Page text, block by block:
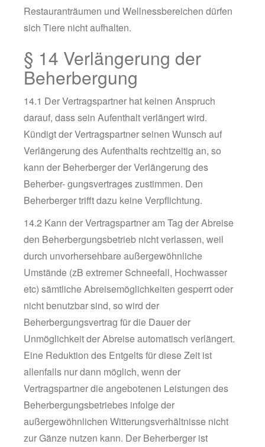
Restauranträumen und Wellnessbereichen dürfen
sich Tiere nicht aufhalten.
§ 14 Verlängerung der
Beherbergung
14.1 Der Vertragspartner hat keinen Anspruch
darauf, dass sein Aufenthalt verlängert wird.
Kündigt der Vertragspartner seinen Wunsch auf
Verlängerung des Aufenthalts rechtzeitig an, so
kann der Beherberger der Verlängerung des
Beherber- gungsvertrages zustimmen. Den
Beherberger trifft dazu keine Verpflichtung.
14.2 Kann der Vertragspartner am Tag der Abreise
den Beherbergungsbetrieb nicht verlassen, weil
durch unvorhersehbare außergewöhnliche
Umstände (zB extremer Schneefall, Hochwasser
etc) sämtliche Abreisemöglichkeiten gesperrt oder
nicht benutzbar sind, so wird der
Beherbergungsvertrag für die Dauer der
Unmöglichkeit der Abreise automatisch verlängert.
Eine Reduktion des Entgelts für diese Zeit ist
allenfalls nur dann möglich, wenn der
Vertragspartner die angebotenen Leistungen des
Beherbergungsbetriebes infolge der
außergewöhnlichen Witterungsverhältnisse nicht
zur Gänze nutzen kann. Der Beherberger ist